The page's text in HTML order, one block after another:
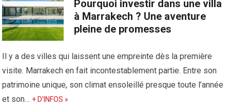
Pourquoi investir dans une villa
à Marrakech ? Une aventure
pleine de promesses
Il y a des villes qui laissent une empreinte dès la première
visite. Marrakech en fait incontestablement partie. Entre son
patrimoine unique, son climat ensoleillé presque toute l’année
et son… + D'INFOS »